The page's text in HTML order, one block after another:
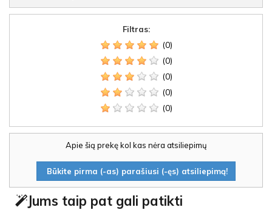
Filtras:
(0)
(0)
(0)
(0)
(0)
Apie šią prekę kol kas nėra atsiliepimų
Būkite pirma (-as) parašiusi (-ęs) atsiliepimą!
Jums taip pat gali patikti